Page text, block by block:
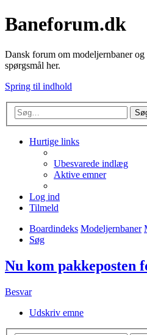
Baneforum.dk
Dansk forum om modeljernbaner
spørgsmål her.
Spring til indhold
Hurtige links
Ubesvarede indlæg
Aktive emner
Log ind
Tilmeld
Boardindeks Modeljernbaner
Søg
Nu kom pakkeposten
Besvar
Udskriv emne